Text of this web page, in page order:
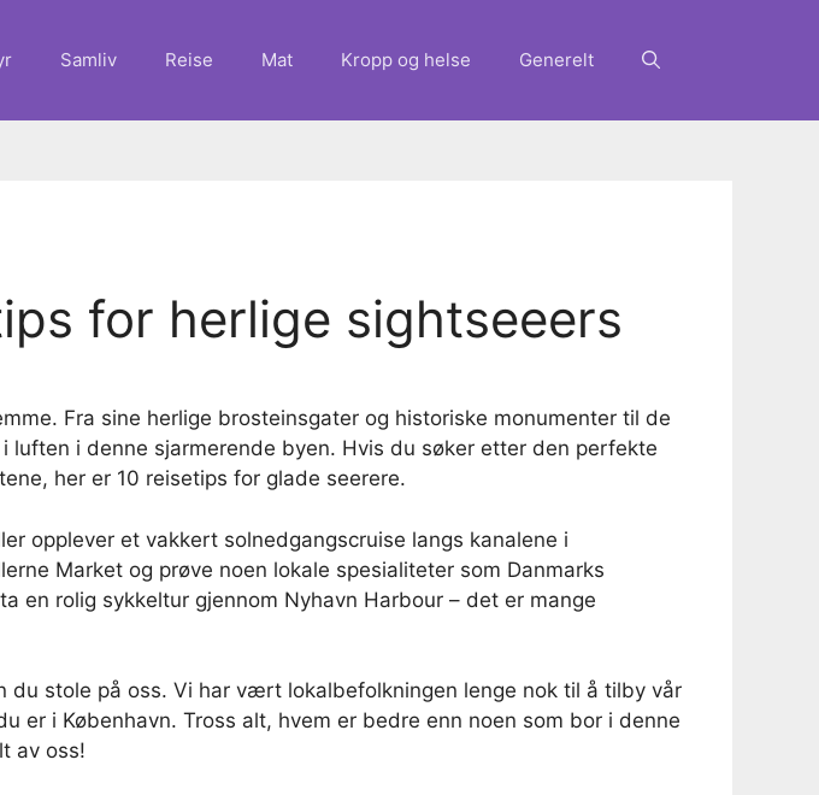
Samliv Reise Mat Kropp og helse Generelt
for herlige sightseeers
Fra sine herlige brosteinsgater og historiske monumenter til de
i denne sjarmerende byen. Hvis du søker etter den perfekte
her er 10 reisetips for glade seerere.
opplever et vakkert solnedgangscruise langs kanalene i
Market og prøve noen lokale spesialiteter som Danmarks
en rolig sykkeltur gjennom Nyhavn Harbour – det er mange
stole på oss. Vi har vært lokalbefolkningen lenge nok til å tilby vår
er i København. Tross alt, hvem er bedre enn noen som bor i denne
av oss!